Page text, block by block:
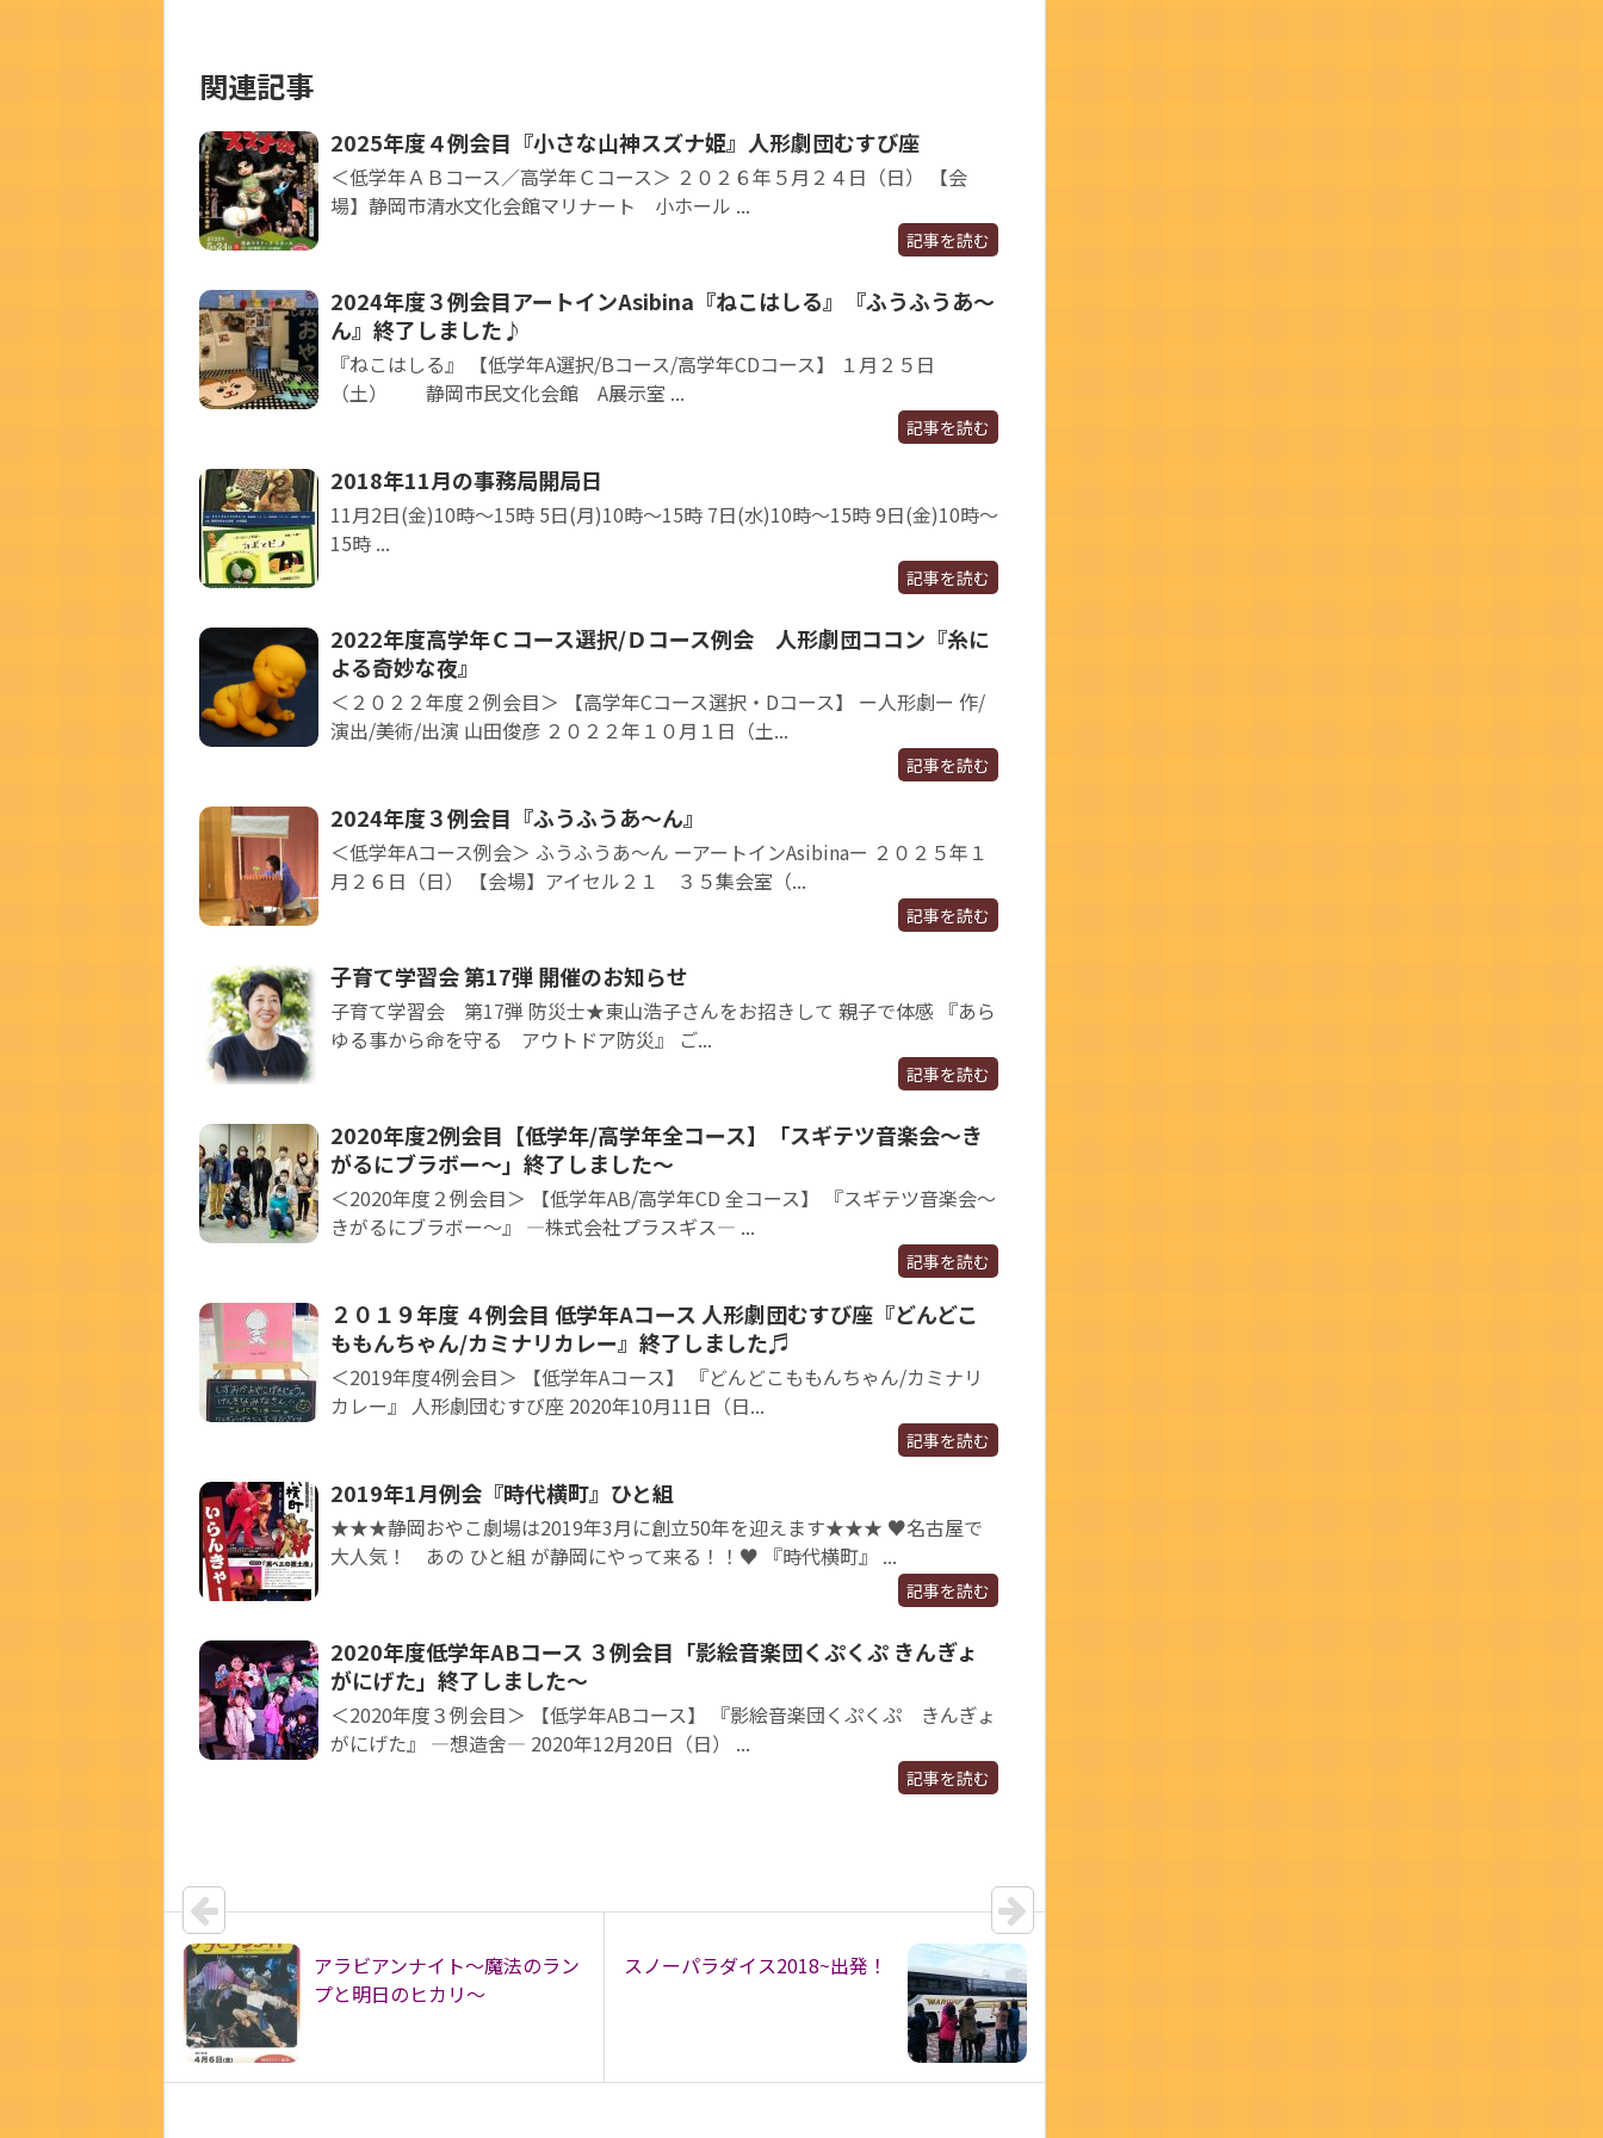
関連記事
2025年度４例会目『小さな山神スズナ姫』人形劇団むすび座
＜低学年ＡＢコース／高学年Ｃコース＞ ２０２６年５月２４日（日） 【会
場】静岡市清水文化会館マリナート 小ホール ...
記事を読む
2024年度３例会目アートインAsibina『ねこはしる』『ふうふうあ～
ん』終了しました♪
『ねこはしる』 【低学年A選択/Bコース/高学年CDコース】 １月２５日
（土） 静岡市民文化会館 A展示室 ...
記事を読む
2018年11月の事務局開局日
11月2日(金)10時～15時 5日(月)10時～15時 7日(水)10時～15時 9日(金)10時～
15時 ...
記事を読む
2022年度高学年Ｃコース選択/Ｄコース例会 人形劇団ココン『糸に
よる奇妙な夜』
＜２０２２年度２例会目＞ 【高学年Cコース選択・Dコース】 ー人形劇ー 作/
演出/美術/出演 山田俊彦 ２０２２年１０月１日（土...
記事を読む
2024年度３例会目『ふうふうあ～ん』
＜低学年Aコース例会＞ ふうふうあ～ん ーアートインAsibinaー ２０２５年１
月２６日（日） 【会場】アイセル２１ ３５集会室（...
記事を読む
子育て学習会 第17弾 開催のお知らせ
子育て学習会 第17弾 防災士★東山浩子さんをお招きして 親子で体感 『あら
ゆる事から命を守る アウトドア防災』 ご...
記事を読む
2020年度2例会目【低学年/高学年全コース】「スギテツ音楽会～き
がるにブラボー～」終了しました～
＜2020年度２例会目＞ 【低学年AB/高学年CD 全コース】 『スギテツ音楽会～
きがるにブラボー～』 ―株式会社プラスギス― ...
記事を読む
２０１９年度 ４例会目 低学年Aコース 人形劇団むすび座『どんどこ
ももんちゃん/カミナリカレー』終了しました♬
＜2019年度4例会目＞ 【低学年Aコース】 『どんどこももんちゃん/カミナリ
カレー』 人形劇団むすび座 2020年10月11日（日...
記事を読む
2019年1月例会『時代横町』ひと組
★★★静岡おやこ劇場は2019年3月に創立50年を迎えます★★★ ♥名古屋で
大人気！ あの ひと組 が静岡にやって来る！！♥ 『時代横町』 ...
記事を読む
2020年度低学年ABコース ３例会目「影絵音楽団くぷくぷ きんぎょ
がにげた」終了しました～
＜2020年度３例会目＞ 【低学年ABコース】 『影絵音楽団くぷくぷ きんぎょ
がにげた』 —想造舍— 2020年12月20日（日） ...
記事を読む
アラビアンナイト～魔法のラン
プと明日のヒカリ～
スノーパラダイス2018~出発！